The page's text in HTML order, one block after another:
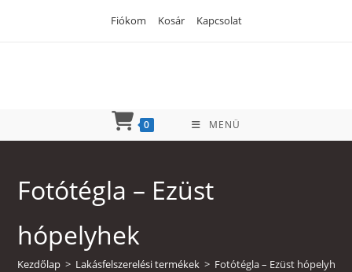
Fiókom Kosár Kapcsolat
0 MENÜ
Fotótégla – Ezüst
hópelyhek
Kezdőlap > Lakásfelszerelési termékek > Fotótégla – Ezüst hópelyhek